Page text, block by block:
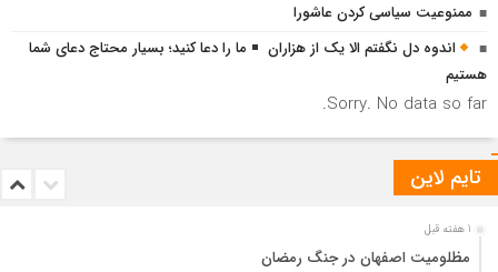
ممنوعیت سیاسی کردن عاشورا
اندوه دل نگفتم الا یک از هزاران
ما را دعا کنید؛ بسیار محتاج دعای شما
هستیم
Sorry. No data so far.
تایم لاین
1 هفته قبل
مظلومیت اصفهان در جنگ رمضان